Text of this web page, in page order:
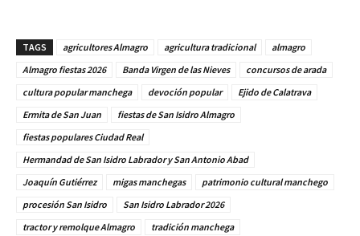
TAGS agricultores Almagro agricultura tradicional
almagro
Almagro fiestas 2026
Banda Virgen de las Nieves
concursos de arada
cultura popular manchega
devoción popular
Ejido de Calatrava
Ermita de San Juan
fiestas de San Isidro Almagro
fiestas populares Ciudad Real
Hermandad de San Isidro Labrador y San Antonio Abad
Joaquín Gutiérrez
migas manchegas
patrimonio cultural manchego
procesión San Isidro
San Isidro Labrador 2026
tractor y remolque Almagro
tradición manchega